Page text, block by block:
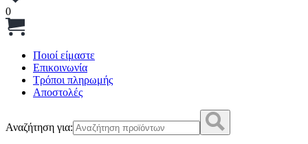
0
Ποιοί είμαστε
Επικοινωνία
Τρόποι πληρωμής
Αποστολές
Αναζήτηση για: